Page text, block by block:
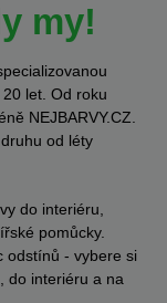
my!
20 let. Od roku
NEJBARVY.CZ.
od léty
do interiéru,
pomůcky.
odstínů - vybere si
do interiéru a na